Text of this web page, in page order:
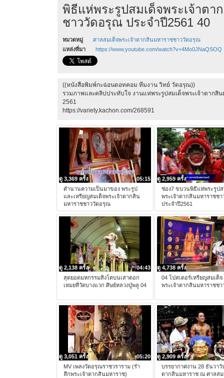
พิธีแห่พระรูปสมเด็จพระเจ้าตา
ชาววัดอรุณ ประจำปี2561 40
หมวดหมู่
ศาลสมเด็จพระเจ้าตากสินมหาราชชาววัดอรุณ
แหล่งที่มา
https://www.youtube.com/watch?v=4Mo0JNaQSOQ
((หนังสือพิมพ์กะฉ่อนดอทคอม ทีมงาน วิทย์ วัดอรุณ))
รวมภาพและคลิปประทับใจ งานแห่พระรูปสมเด็จพระเจ้าตากสิ
2561
https://variety.kachon.com/268591
05:15
ดู 3,369 ครั้ง
ตำนานความเป็นมาของ พระรูป
และเหรียญสมเด็จพระเจ้าตากสิน
มหาราชชาววัดอรุณ
ดู 2,959 ครั้ง
ช่อง7 ขบวนพิธีแห่พระรูปส
พระเจ้าตากสินมหาราชช
ประจำปี2561
04:43
ดู 2,138 ครั้ง
สุดยอดมหกรรมสิงโตบนเสาดอก
เหมยที่วัดบางแวก ศิษย์หลวงปู่พลู 04
ดู 4,738 ครั้ง
04 โปสเตอร์เหรียญสมเด็จ
พระเจ้าตากสินมหาราชช
05:20
ดู 3,051 ครั้ง
MV เพลงวัดอรุณราชวราราม (รํา
ลึกพระเจ้าตากสินมหาราช)
ดู 2,909 ครั้ง
บรรยากาศงาน 28 ธันวาวั
ตากสินมหาราช ณ ศาลสม